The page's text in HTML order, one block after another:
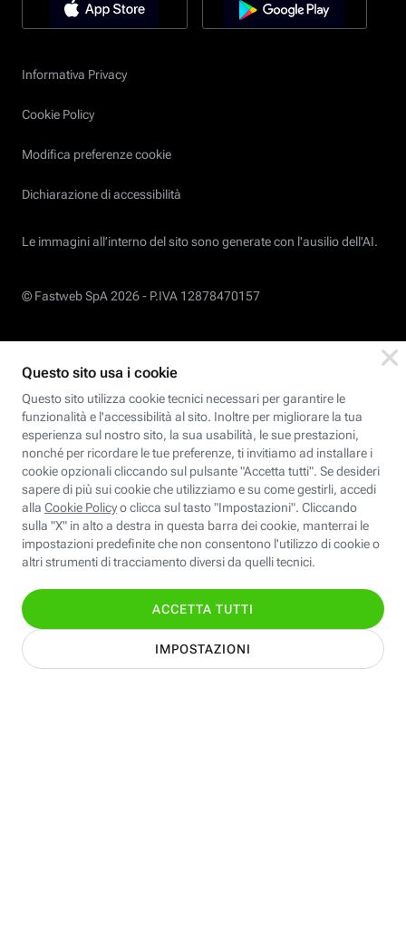
Informativa Privacy
Cookie Policy
Modifica preferenze cookie
Dichiarazione di accessibilità
Le immagini all’interno del sito sono generate con l'ausilio dell'AI.
© Fastweb SpA 2026 - P.IVA 12878470157